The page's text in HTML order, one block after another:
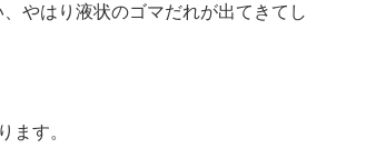
やはり液状のゴマだれが出てきてし
ます。